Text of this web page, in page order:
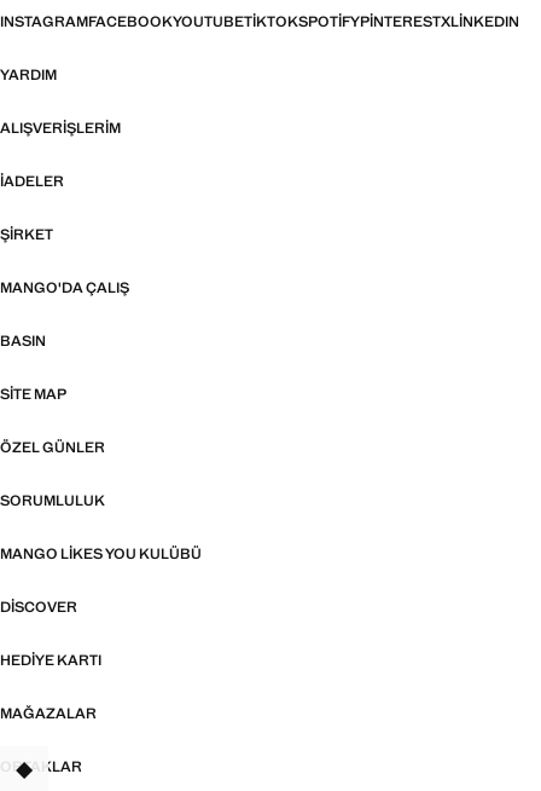
INSTAGRAMFACEBOOKYOUTUBETIKTOKSPOTIFYPINTERESTXLINKEDIN
YARDIM
ALIŞVERIŞLERIM
İADELER
ŞIRKET
MANGO'DA ÇALIŞ
BASIN
SITE MAP
ÖZEL GÜNLER
SORUMLULUK
MANGO LIKES YOU KULÜBÜ
DISCOVER
HEDIYE KARTI
MAĞAZALAR
ORTAKLAR